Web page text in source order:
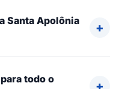
Santa Apolônia
todo o